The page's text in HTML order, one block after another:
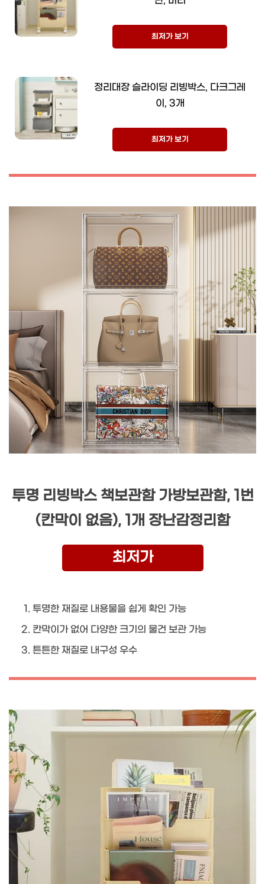
최저가 보기
정리대장 슬라이딩 리빙박스, 다크그레
이, 3개
최저가 보기
투명 리빙박스 책보관함 가방보관함, 1번
(칸막이 없음), 1개 장난감정리함
최저가
투명한 재질로 내용물을 쉽게 확인 가능
칸막이가 없어 다양한 크기의 물건 보관 가능
튼튼한 재질로 내구성 우수